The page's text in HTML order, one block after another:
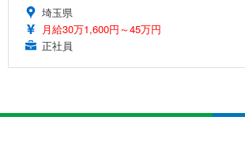
埼玉県
月給30万1,600円～45万円
正社員